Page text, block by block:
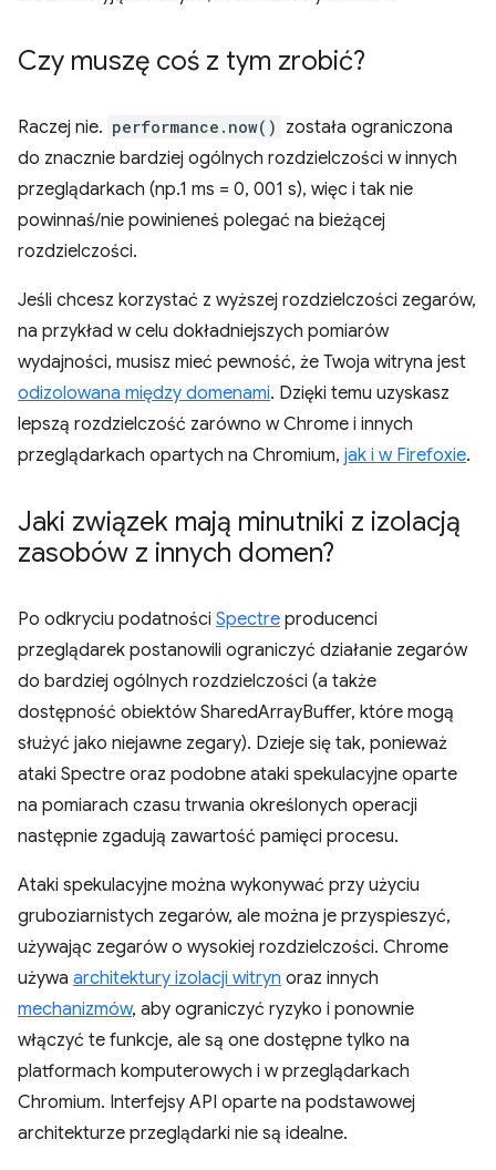
Czy muszę coś z tym zrobić?
Raczej nie. performance.now() została ograniczona
do znacznie bardziej ogólnych rozdzielczości w innych
przeglądarkach (np.1 ms = 0, 001 s), więc i tak nie
powinnaś/nie powinieneś polegać na bieżącej
rozdzielczości.
Jeśli chcesz korzystać z wyższej rozdzielczości zegarów,
na przykład w celu dokładniejszych pomiarów
wydajności, musisz mieć pewność, że Twoja witryna jest
odizolowana między domenami. Dzięki temu uzyskasz
lepszą rozdzielczość zarówno w Chrome i innych
przeglądarkach opartych na Chromium, jak i w Firefoxie.
Jaki związek mają minutniki z izolacją
zasobów z innych domen?
Po odkryciu podatności Spectre producenci
przeglądarek postanowili ograniczyć działanie zegarów
do bardziej ogólnych rozdzielczości (a także
dostępność obiektów SharedArrayBuffer, które mogą
służyć jako niejawne zegary). Dzieje się tak, ponieważ
ataki Spectre oraz podobne ataki spekulacyjne oparte
na pomiarach czasu trwania określonych operacji
następnie zgadują zawartość pamięci procesu.
Ataki spekulacyjne można wykonywać przy użyciu
gruboziarnistych zegarów, ale można je przyspieszyć,
używając zegarów o wysokiej rozdzielczości. Chrome
używa architektury izolacji witryn oraz innych
mechanizmów, aby ograniczyć ryzyko i ponownie
włączyć te funkcje, ale są one dostępne tylko na
platformach komputerowych i w przeglądarkach
Chromium. Interfejsy API oparte na podstawowej
architekturze przeglądarki nie są idealne.